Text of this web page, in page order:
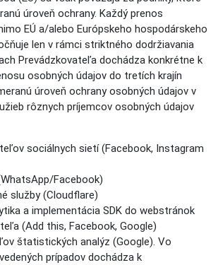
úroveň ochrany. Každý prenos
EÚ a/alebo Európskeho hospodárskeho
len v rámci striktného dodržiavania
Prevádzkovateľa dochádza konkrétne k
osobných údajov do tretích krajín
úroveň ochrany osobných údajov v
rôznych príjemcov osobných údajov
sociálnych sietí (Facebook, Instagram
Facebook)
služby (Cloudflare)
a implementácia SDK do webstránok
(Add this, Facebook, Google)
štatistických analýz (Google). Vo
prípadov dochádza k